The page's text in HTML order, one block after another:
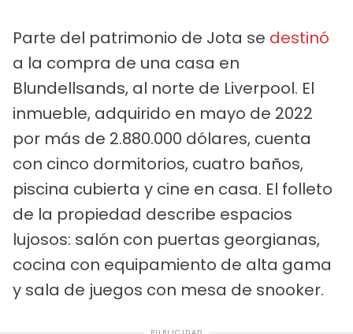
Parte del patrimonio de Jota se destinó
a la compra de una casa en
Blundellsands, al norte de Liverpool. El
inmueble, adquirido en mayo de 2022
por más de 2.880.000 dólares, cuenta
con cinco dormitorios, cuatro baños,
piscina cubierta y cine en casa. El folleto
de la propiedad describe espacios
lujosos: salón con puertas georgianas,
cocina con equipamiento de alta gama
y sala de juegos con mesa de snooker.